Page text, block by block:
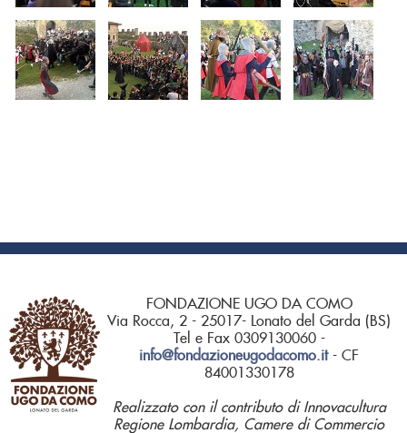
FONDAZIONE UGO DA COMO
Via Rocca, 2 - 25017- Lonato del Garda (BS)
Tel e Fax 0309130060 -
info@fondazioneugodacomo.it- CF
84001330178
Realizzato con il contributo di Innovacultura
Regione Lombardia, Camere di Commercio